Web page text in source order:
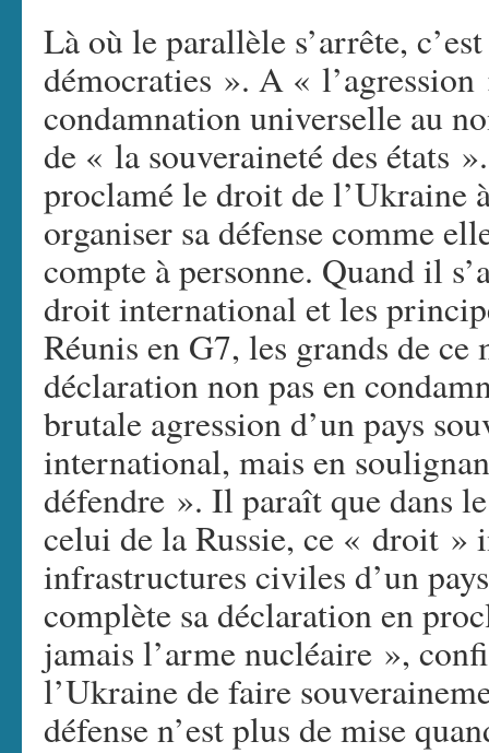
Là où le parallèle s’arrête,
démocraties ». A «
condamnation universelle au
de « la souveraineté des états
proclamé le droit de l’Ukraine
organiser sa défense comme
compte à personne. Quand il
droit international et les
Réunis en G7, les grands de
déclaration non pas en
brutale agression d’un pays
international, mais en
défendre ». Il paraît que dans
celui de la Russie, ce « droit »
infrastructures civiles d’un
complète sa déclaration en
jamais l’arme nucléaire »,
l’Ukraine de faire
défense n’est plus de mise